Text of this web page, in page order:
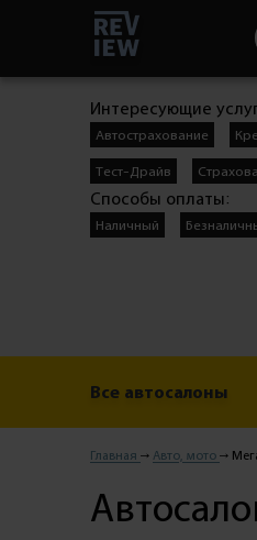
Интересующие
Автострахование
Тест-Драйв
Способы оплаты:
Наличный
Все автосалоны
Главная Авто, мото